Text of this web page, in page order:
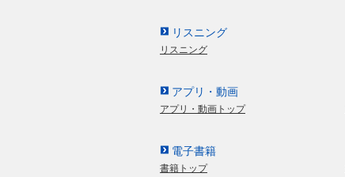
リスニング
リスニング
アプリ・動画
アプリ・動画トップ
電子書籍
書籍トップ